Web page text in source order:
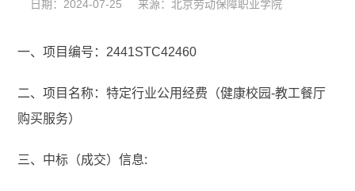
日期：2024-07-25 来源：北京劳动保障职业学院
一、项目编号：2441STC42460
二、项目名称：特定行业公用经费（健康校园-教工餐厅
购买服务）
三、中标（成交）信息: